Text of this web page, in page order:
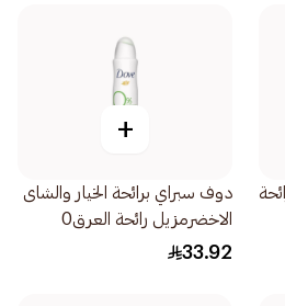
+
دوف سبراي برائحة الخيار والشاى
الاخضرمزيل رائحة العرق0
%املاح الالومنيوم
33.92